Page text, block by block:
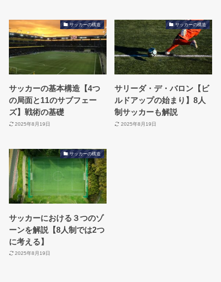
サッカーの構造
サッカーの基本構造【4つ
の局面と11のサブフェー
ズ】戦術の基礎
2025年8月19日
サッカーの構造
サリーダ・デ・バロン【ビ
ルドアップの始まり】8人
制サッカーも解説
2025年8月19日
サッカーの構造
サッカーにおける３つのゾ
ーンを解説【8人制では2つ
に考える】
2025年8月19日